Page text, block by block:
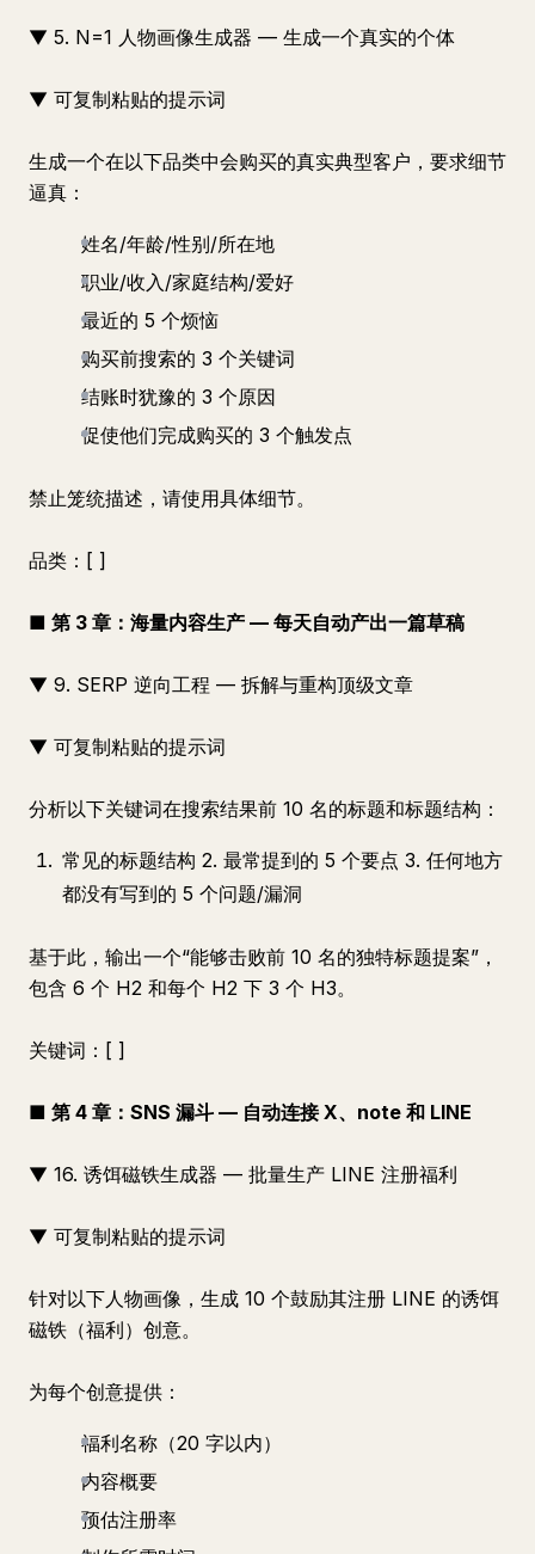
▼ 5. N=1 人物画像生成器 — 生成一个真实的个体
▼ 可复制粘贴的提示词
生成一个在以下品类中会购买的真实典型客户，要求细节
逼真：
姓名/年龄/性别/所在地
职业/收入/家庭结构/爱好
最近的 5 个烦恼
购买前搜索的 3 个关键词
结账时犹豫的 3 个原因
促使他们完成购买的 3 个触发点
禁止笼统描述，请使用具体细节。
品类：[ ]
■ 第 3 章：海量内容生产 — 每天自动产出一篇草稿
▼ 9. SERP 逆向工程 — 拆解与重构顶级文章
▼ 可复制粘贴的提示词
分析以下关键词在搜索结果前 10 名的标题和标题结构：
常见的标题结构 2. 最常提到的 5 个要点 3. 任何地方
都没有写到的 5 个问题/漏洞
基于此，输出一个“能够击败前 10 名的独特标题提案”，
包含 6 个 H2 和每个 H2 下 3 个 H3。
关键词：[ ]
■ 第 4 章：SNS 漏斗 — 自动连接 X、note 和 LINE
▼ 16. 诱饵磁铁生成器 — 批量生产 LINE 注册福利
▼ 可复制粘贴的提示词
针对以下人物画像，生成 10 个鼓励其注册 LINE 的诱饵
磁铁（福利）创意。
为每个创意提供：
福利名称（20 字以内）
内容概要
预估注册率